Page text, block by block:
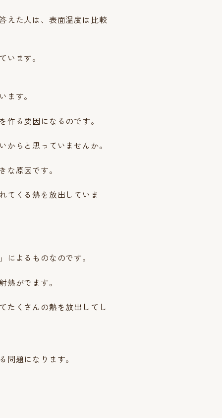
えた人は、表面温度は比較
ます。
す。
る要因になるのです。
らと思っていませんか。
原因です。
てくる熱を放出していま
よるものなのです。
がでます。
たくさんの熱を放出してし
題になります。